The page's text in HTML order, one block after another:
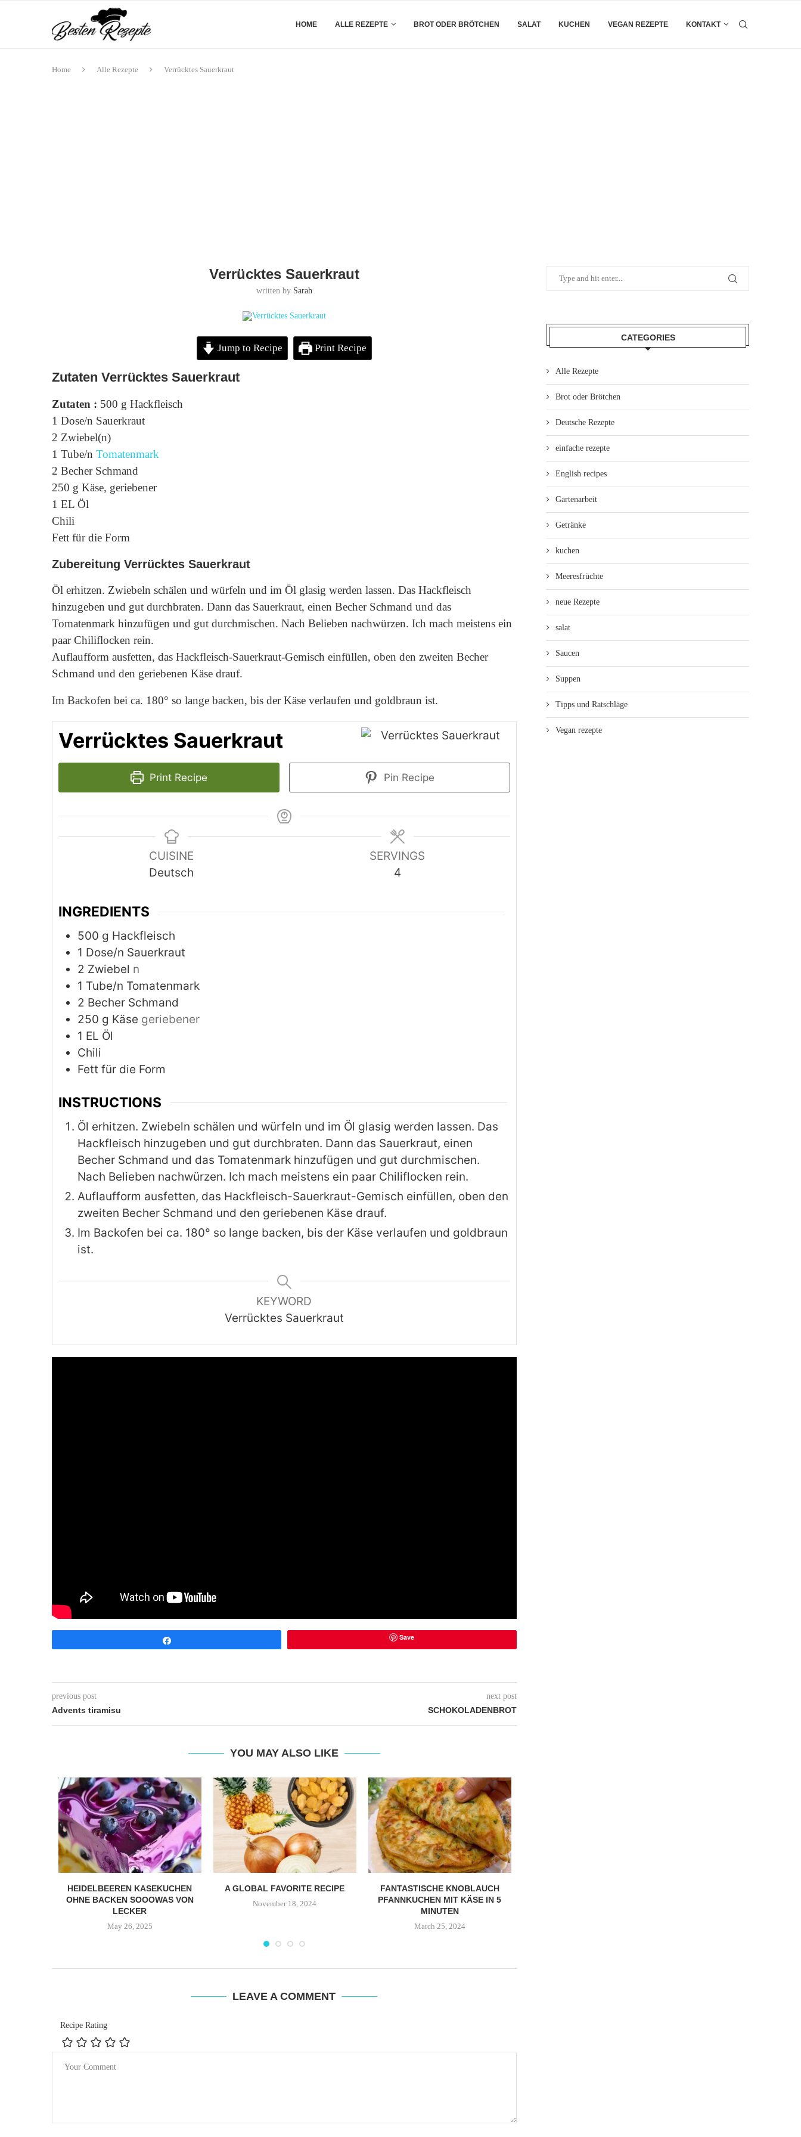
HOME ALLE REZEPTE BROT ODER BRÖTCHEN SALAT KUCHEN VEGAN REZEPTE KONTAKT
Home Alle Rezepte Verrücktes Sauerkraut
Verrücktes Sauerkraut
written by Sarah
Jump to Recipe Print Recipe
Zutaten Verrücktes Sauerkraut
Zutaten : 500 g Hackfleisch
1 Dose/n Sauerkraut
2 Zwiebel(n)
1 Tube/n Tomatenmark
2 Becher Schmand
250 g Käse, geriebener
1 EL Öl
Chili
Fett für die Form
Zubereitung Verrücktes Sauerkraut
Öl erhitzen. Zwiebeln schälen und würfeln und im Öl glasig werden lassen. Das Hackfleisch
hinzugeben und gut durchbraten. Dann das Sauerkraut, einen Becher Schmand und das
Tomatenmark hinzufügen und gut durchmischen. Nach Belieben nachwürzen. Ich mach meistens ein
paar Chiliflocken rein.
Auflaufform ausfetten, das Hackfleisch-Sauerkraut-Gemisch einfüllen, oben den zweiten Becher
Schmand und den geriebenen Käse drauf.
Im Backofen bei ca. 180° so lange backen, bis der Käse verlaufen und goldbraun ist.
Verrücktes Sauerkraut
Print Recipe Pin Recipe
CUISINE
Deutsch
SERVINGS
4
INGREDIENTS
500 g Hackfleisch
1 Dose/n Sauerkraut
2 Zwiebel n
1 Tube/n Tomatenmark
2 Becher Schmand
250 g Käse geriebener
1 EL Öl
Chili
Fett für die Form
INSTRUCTIONS
Öl erhitzen. Zwiebeln schälen und würfeln und im Öl glasig werden lassen. Das
Hackfleisch hinzugeben und gut durchbraten. Dann das Sauerkraut, einen
Becher Schmand und das Tomatenmark hinzufügen und gut durchmischen.
Nach Belieben nachwürzen. Ich mach meistens ein paar Chiliflocken rein.
Auflaufform ausfetten, das Hackfleisch-Sauerkraut-Gemisch einfüllen, oben den
zweiten Becher Schmand und den geriebenen Käse drauf.
Im Backofen bei ca. 180° so lange backen, bis der Käse verlaufen und goldbraun
ist.
KEYWORD
Verrücktes Sauerkraut
Save
previous post
Advents tiramisu
next post
SCHOKOLADENBROT
YOU MAY ALSO LIKE
HEIDELBEEREN KASEKUCHEN
OHNE BACKEN SOOOWAS VON
LECKER
May 26, 2025
A GLOBAL FAVORITE RECIPE
November 18, 2024
FANTASTISCHE KNOBLAUCH
PFANNKUCHEN MIT KÄSE IN 5
MINUTEN
March 25, 2024
LEAVE A COMMENT
Recipe Rating
CATEGORIES
Alle Rezepte
Brot oder Brötchen
Deutsche Rezepte
einfache rezepte
English recipes
Gartenarbeit
Getränke
kuchen
Meeresfrüchte
neue Rezepte
salat
Saucen
Suppen
Tipps und Ratschläge
Vegan rezepte